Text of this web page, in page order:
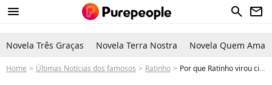
menu search newsletter
Novela Três Graças Novela Terra Nostra Novela Quem Ama
Home Últimas Notícias dos famosos Ratinho Por que Ratinho virou cidadão do Paraguai? Entenda as vantagens para o apresentador, dono de fortuna de R$ 1 bilhão